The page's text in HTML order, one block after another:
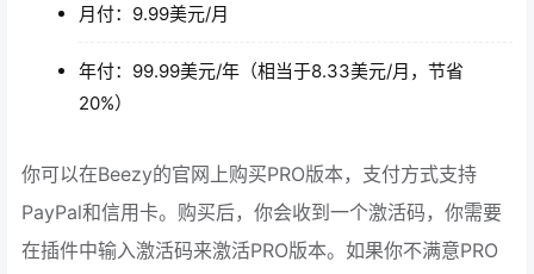
月付：9.99美元/月
年付：99.99美元/年（相当于8.33美元/月，节省
20%）
你可以在Beezy的官网上购买PRO版本，支付方式支持
PayPal和信用卡。购买后，你会收到一个激活码，你需要
在插件中输入激活码来激活PRO版本。如果你不满意PRO